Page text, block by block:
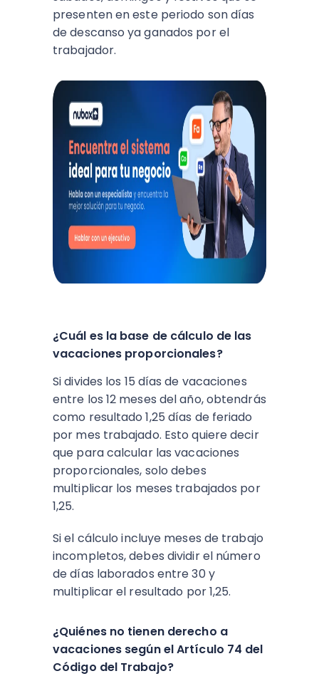
presenten en este periodo son días
de descanso ya ganados por el
trabajador.
¿Cuál es la base de cálculo de las
vacaciones proporcionales?
Si divides los 15 días de vacaciones
entre los 12 meses del año, obtendrás
como resultado 1,25 días de feriado
por mes trabajado. Esto quiere decir
que para calcular las vacaciones
proporcionales, solo debes
multiplicar los meses trabajados por
1,25.
Si el cálculo incluye meses de trabajo
incompletos, debes dividir el número
de días laborados entre 30 y
multiplicar el resultado por 1,25.
¿Quiénes no tienen derecho a
vacaciones según el Artículo 74 del
Código del Trabajo?